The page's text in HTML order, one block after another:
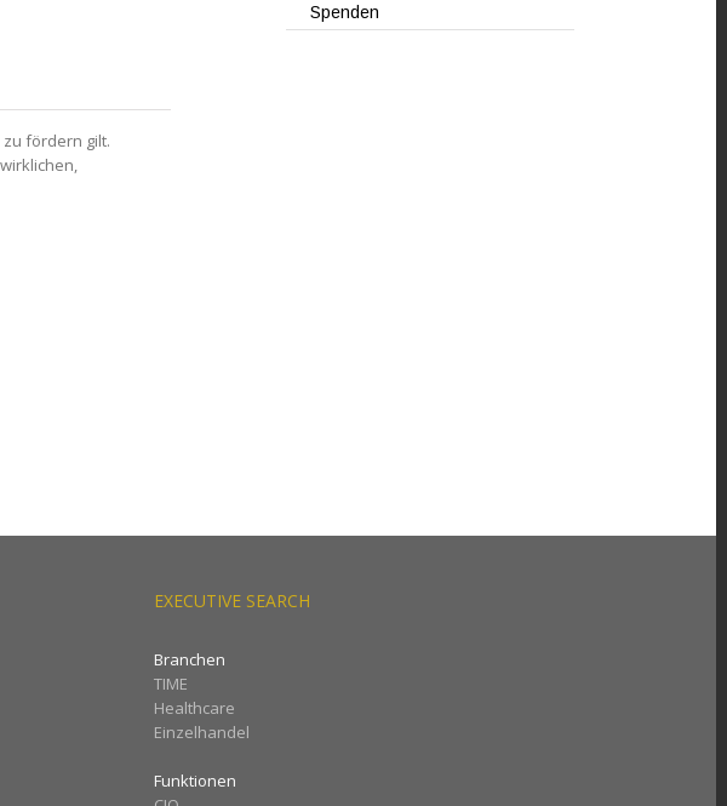
fördern gilt.
Spenden
EXECUTIVE SEARCH
Branchen
TIME
Healthcare
Einzelhandel
Funktionen